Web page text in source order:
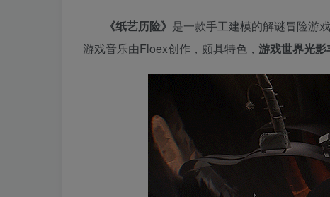
《纸艺历险》 是一款手工建模的解谜冒险游
游戏音乐由Floex创作，颇具特色， 游戏世界光影